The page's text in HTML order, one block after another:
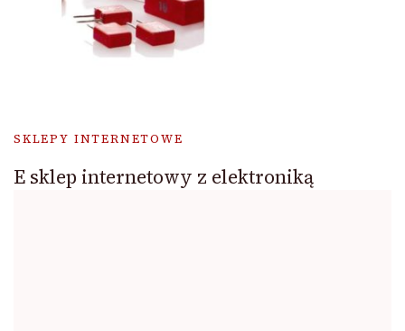
SKLEPY INTERNETOWE
E sklep internetowy z elektroniką